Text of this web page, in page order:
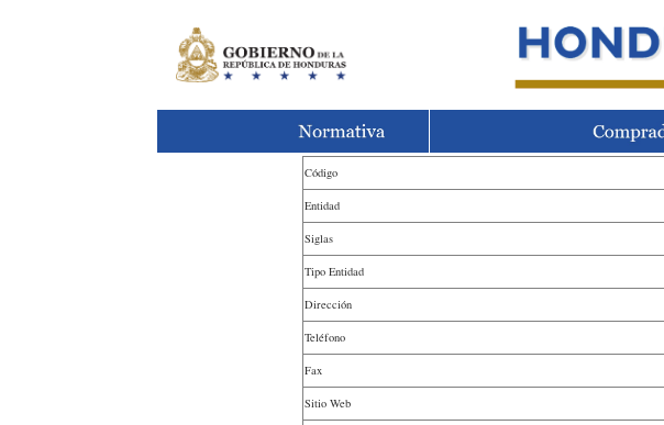
Código
Entidad
Siglas
Tipo Entidad
Dirección
Teléfono
Fax
Sitio Web